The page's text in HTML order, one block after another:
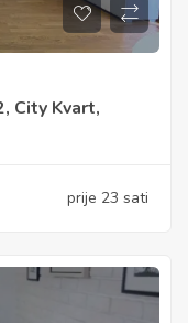
City Kvart,
prije 23 sati